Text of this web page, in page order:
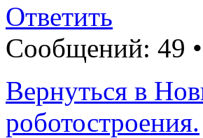
Ответить
Сообщений: 49 •
Вернуться в
роботостроения.